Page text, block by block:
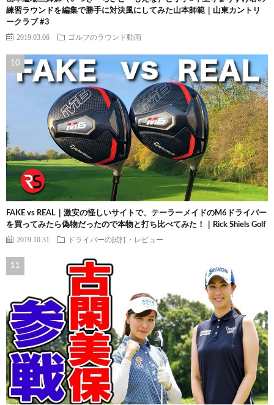
練習ラウンドを編集で勝手に対決風にしてみた山本師範｜山東カントリ
ークラブ #3
2019.03.06 ゴルフのラウンド動画
FAKE vs REAL｜激安の怪しいサイトで、テーラーメイドのM6ドライバー
を買ってみたら偽物だったので本物と打ち比べてみた！｜Rick Shiels Golf
2019.10.31 ドライバーの試打・レビュー